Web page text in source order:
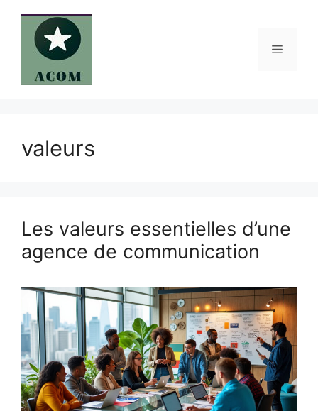
contenu
Menu
valeurs
Les valeurs essentielles d’une
agence de communication